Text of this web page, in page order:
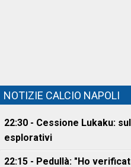
NOTIZIE CALCIO NAPOLI
22:30 - Cessione Lukaku:
esplorativi
22:15 - Pedullà: "Ho